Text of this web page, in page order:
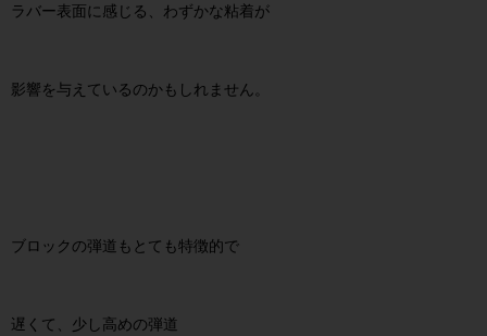
ラバー表面に感じる、わずかな粘着が
影響を与えているのかもしれません。
ブロックの弾道もとても特徴的で
遅くて、少し高めの弾道